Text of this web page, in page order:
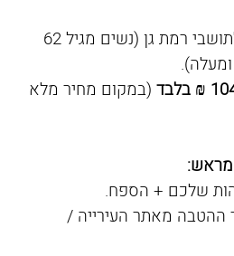
50% הנחה לתושבי רמת גן (נשים מגיל 62
(במקום מחיר מלא
מראש:
ההטבה מאתר העירייה /